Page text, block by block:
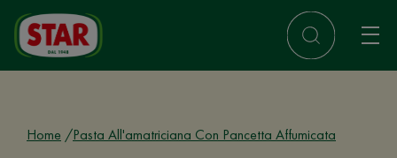
Home Pasta All'amatriciana Con Pancetta Affumicata